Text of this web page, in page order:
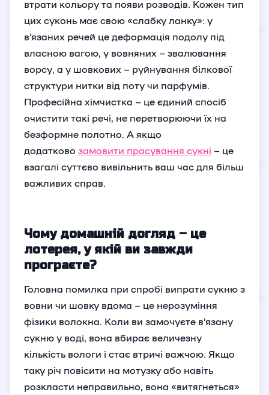
втрати кольору та появи розводів. Кожен тип
цих суконь має свою «слабку ланку»: у
в’язаних речей це деформація подолу під
власною вагою, у вовняних – звалювання
ворсу, а у шовкових – руйнування білкової
структури нитки від поту чи парфумів.
Професійна хімчистка – це єдиний спосіб
очистити такі речі, не перетворюючи їх на
безформне полотно. А якщо
додатково замовити прасування сукні – це
взагалі суттєво вивільнить ваш час для більш
важливих справ.
Чому домашній догляд – це
лотерея, у якій ви завжди
програєте?
Головна помилка при спробі випрати сукню з
вовни чи шовку вдома – це нерозуміння
фізики волокна. Коли ви замочуєте в’язану
сукню у воді, вона вбирає величезну
кількість вологи і стає втричі важчою. Якщо
таку річ повісити на мотузку або навіть
розкласти неправильно, вона «витягнеться»